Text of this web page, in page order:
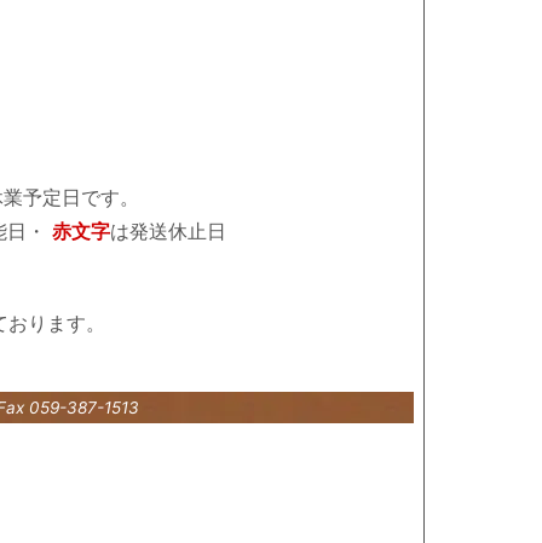
予定日です。
・ 赤文字は発送休止日
ります。
059-387-1513